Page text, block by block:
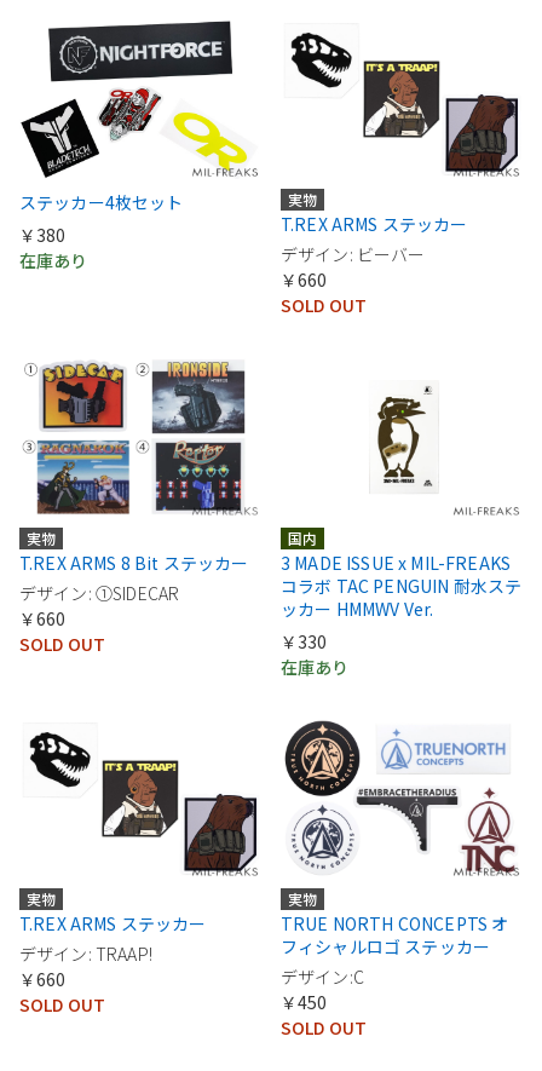
ステッカー4枚セット
￥380
在庫あり
実物
T.REX ARMS ステッカー
デザイン: ビーバー
￥660
SOLD OUT
実物
T.REX ARMS 8 Bit ステッカー
デザイン: ①SIDECAR
￥660
SOLD OUT
国内
3 MADE ISSUE x MIL-FREAKS
コラボ TAC PENGUIN 耐水ステ
ッカー HMMWV Ver.
￥330
在庫あり
実物
T.REX ARMS ステッカー
デザイン: TRAAP!
￥660
SOLD OUT
実物
TRUE NORTH CONCEPTS オ
フィシャルロゴ ステッカー
デザイン:C
￥450
SOLD OUT